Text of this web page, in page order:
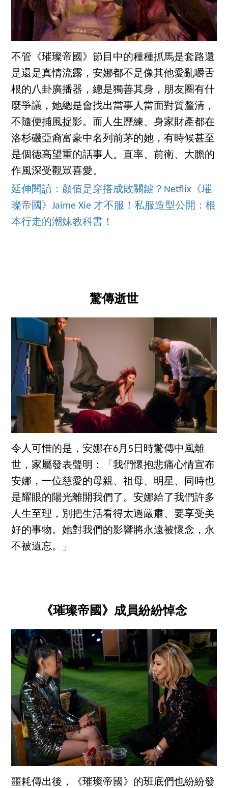
不管《璀璨帝國》節目中的種種抓馬是套路還
是還是真情流露，安娜都不是像其他愛亂嚼舌
根的八卦廣播器，總是獨善其身，朋友圈有什
麼爭議，她總是會找出當事人當面對質釐清，
不隨便捕風捉影。而人生歷練、身家財產都在
洛杉磯亞裔富豪中名列前茅的她，有時候甚至
是個德高望重的話事人。直率、前衛、大膽的
作風深受觀眾喜愛。
延伸閱讀：顏值是穿搭成敗關鍵？Netflix《璀
璨帝國》Jaime Xie 才不服！私服造型公開：根
本行走的潮妹教科書！
驚傳逝世
令人可惜的是，安娜在6月5日時驚傳中風離
世，家屬發表聲明：「我們懷抱悲痛心情宣布
安娜，一位慈愛的母親、祖母、明星、同時也
是耀眼的陽光離開我們了。安娜給了我們許多
人生至理，別把生活看得太過嚴肅、要享受美
好的事物。她對我們的影響將永遠被懷念，永
不被遺忘。」
《璀璨帝國》成員紛紛悼念
噩耗傳出後，《璀璨帝國》的班底們也紛紛發